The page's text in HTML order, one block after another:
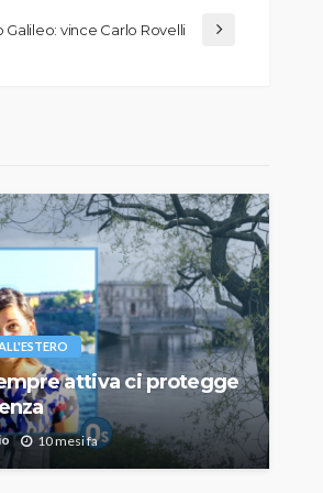
Galileo: vince Carlo Rovelli
attiva ci protegge
10 mesi fa